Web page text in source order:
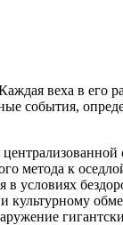
веха в его
события,
метода к
в условиях
культурному